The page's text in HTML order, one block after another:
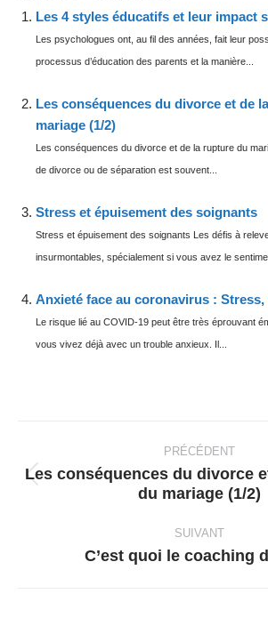
Les 4 styles éducatifs et leur impact
Les psychologues ont, au fil des années, fait leur
processus d’éducation des parents et la manière...
Les conséquences du divorce et de
mariage (1/2)
Les conséquences du divorce et de la rupture du
de divorce ou de séparation est souvent...
Stress et épuisement des soignants
Stress et épuisement des soignants Les défis à
insurmontables, spécialement si vous avez le
Anxieté face au coronavirus :
Le risque lié au COVID-19 peut être très éprouvant
vous vivez déjà avec un trouble anxieux. Il...
PRÉCÉDENT
Article
précédent
:
Les conséquences du divorce
du mariage (1/2)
SUIVANT
Article
C’est quoi le coaching